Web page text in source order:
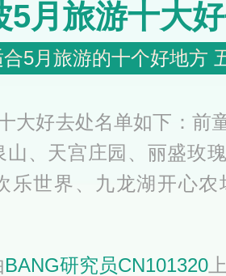
5月旅游十大
5月旅游的十个好地方
大好去处名单如下：前
山、天宫庄园、丽盛玫
乐世界、九龙湖开心
BANG研究员CN101320